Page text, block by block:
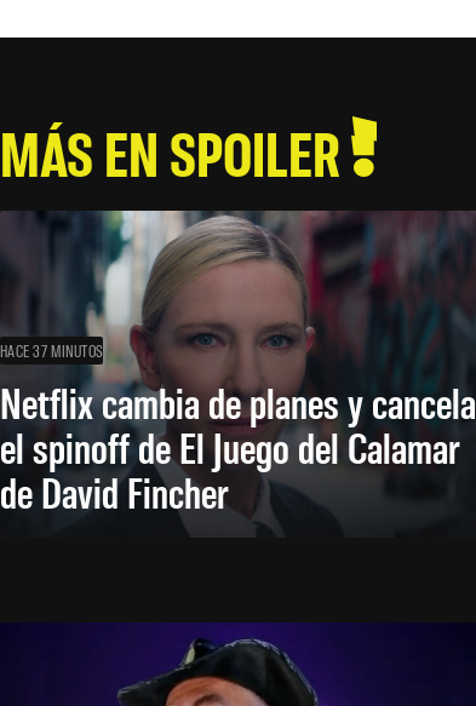
MÁS EN SPOILER
HACE 37 MINUTOS
Netflix cambia de planes y cancela
el spinoff de El Juego del Calamar
de David Fincher